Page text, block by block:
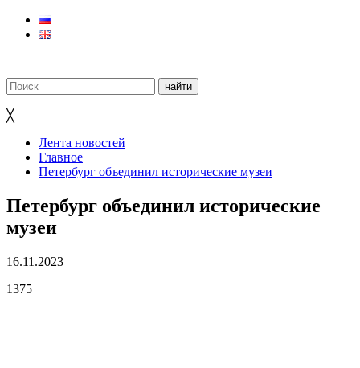
╳
Лента новостей
Главное
Петербург объединил исторические музеи
Петербург объединил исторические
музеи
16.11.2023
1375